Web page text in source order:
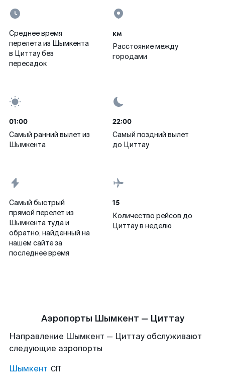
Среднее время
перелета из Шымкента
в Циттау без
пересадок
км
Расстояние между
городами
01:00
Самый ранний вылет из
Шымкента
22:00
Самый поздний вылет
до Циттау
Самый быстрый
прямой перелет из
Шымкента туда и
обратно, найденный на
нашем сайте за
последнее время
15
Количество рейсов до
Циттау в неделю
Аэропорты Шымкент — Циттау
Направление Шымкент — Циттау обслуживают
следующие аэропорты
Шымкент CIT